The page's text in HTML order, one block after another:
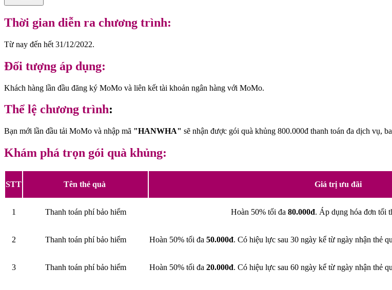
Thời gian diễn ra chương trình:
Từ nay đến hết 31/12/2022.
Đối tượng áp dụng:
Khách hàng lần đầu đăng ký MoMo và liên kết tài khoản ngân hàng với MoMo.
Thể lệ chương trình:
Bạn mới lần đầu tải MoMo và nhập mã "HANWHA" sẽ nhận được gói quà khủng 800.000đ thanh toán đa dịch vụ,
Khám phá trọn gói quà khủng:
STT Tên thẻ quà Giá trị ưu đãi
1 Thanh toán phí bảo hiểm Hoàn 50% tối đa 80.000đ. Áp dụng hóa đơn tối
2 Thanh toán phí bảo hiểm Hoàn 50% tối đa 50.000đ. Có hiệu lực sau 30 ngày kể từ ngày nhận thẻ
3 Thanh toán phí bảo hiểm Hoàn 50% tối đa 20.000đ. Có hiệu lực sau 60 ngày kể từ ngày nhận thẻ